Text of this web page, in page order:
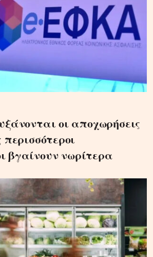
οι αποχωρήσεις
βγαίνουν νωρίτερα